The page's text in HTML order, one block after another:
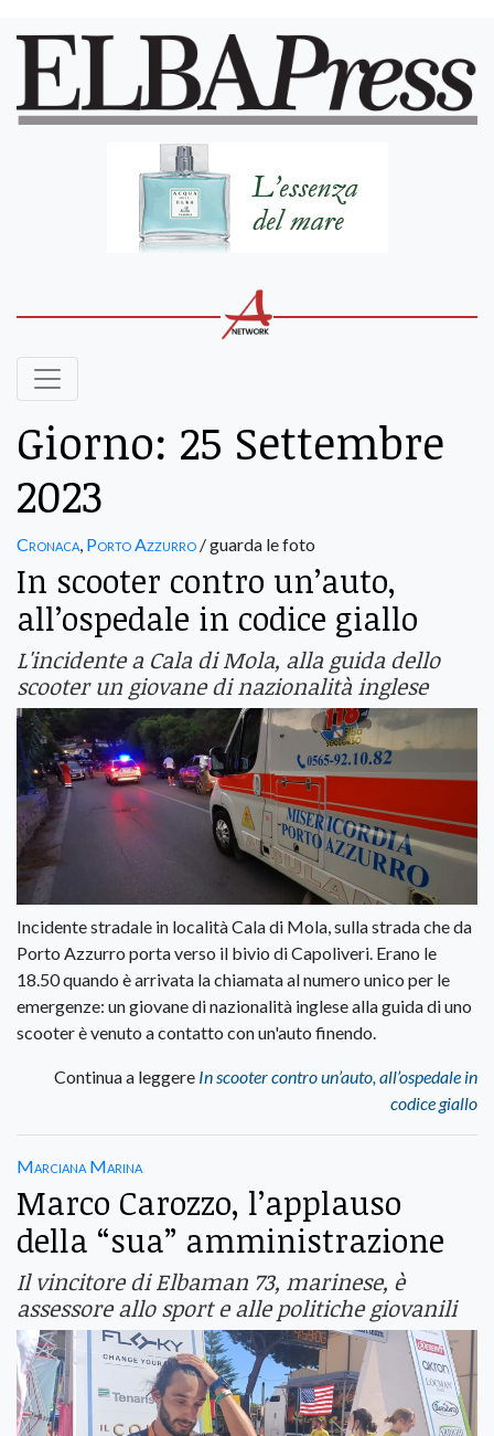
Giorno: 25 Settembre
2023
Cronaca, Porto Azzurro / guarda le foto
In scooter contro un’auto,
all’ospedale in codice giallo
L'incidente a Cala di Mola, alla guida dello
scooter un giovane di nazionalità inglese
Incidente stradale in località Cala di Mola, sulla strada che da
Porto Azzurro porta verso il bivio di Capoliveri. Erano le
18.50 quando è arrivata la chiamata al numero unico per le
emergenze: un giovane di nazionalità inglese alla guida di uno
scooter è venuto a contatto con un'auto finendo.
Continua a leggere In scooter contro un’auto, all’ospedale in
codice giallo
Marciana Marina
Marco Carozzo, l’applauso
della “sua” amministrazione
Il vincitore di Elbaman 73, marinese, è
assessore allo sport e alle politiche giovanili